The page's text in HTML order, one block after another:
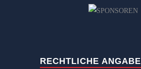
RECHTLICHE